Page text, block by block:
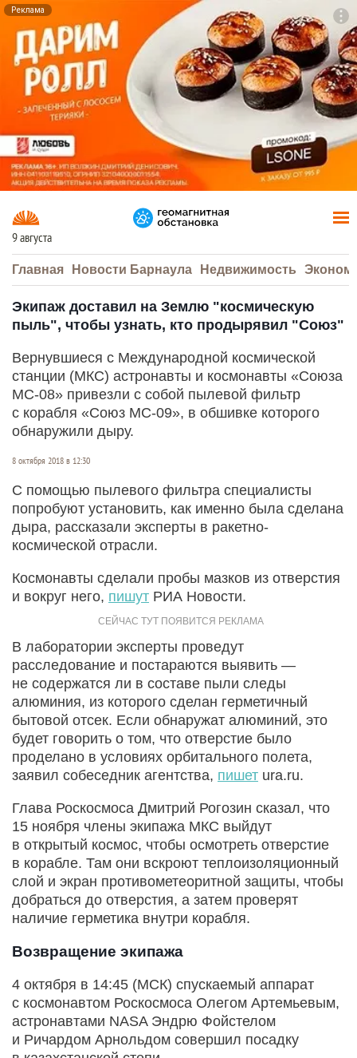
Реклама
9 августа
Главная Новости Барнаула Недвижимость
Экипаж доставил на Землю "космическую
пыль", чтобы узнать, кто продырявил "Союз"
Вернувшиеся с Международной космической
станции (МКС) астронавты и космонавты «Союза
МС-08» привезли с собой пылевой фильтр
с корабля «Союз МС-09», в обшивке которого
обнаружили дыру.
8 октября 2018 в 12:30
С помощью пылевого фильтра специалисты
попробуют установить, как именно была сделана
дыра, рассказали эксперты в ракетно-
космической отрасли.
Космонавты сделали пробы мазков из отверстия
и вокруг него, пишут РИА Новости.
В лаборатории эксперты проведут
расследование и постараются выявить —
не содержатся ли в составе пыли следы
алюминия, из которого сделан герметичный
бытовой отсек. Если обнаружат алюминий, это
будет говорить о том, что отверстие было
проделано в условиях орбитального полета,
заявил собеседник агентства, пишет ura.ru.
Глава Роскосмоса Дмитрий Рогозин сказал, что
15 ноября члены экипажа МКС выйдут
в открытый космос, чтобы осмотреть отверстие
в корабле. Там они вскроют теплоизоляционный
слой и экран противометеоритной защиты, чтобы
добраться до отверстия, а затем проверят
наличие герметика внутри корабля.
Возвращение экипажа
4 октября в 14:45 (МСК) спускаемый аппарат
с космонавтом Роскосмоса Олегом Артемьевым,
астронавтами NASA Эндрю Фойстелом
и Ричардом Арнольдом совершил посадку